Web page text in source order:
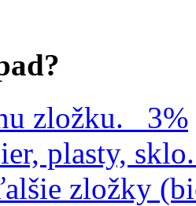
zložku.
3%
plasty, sklo.
zložky